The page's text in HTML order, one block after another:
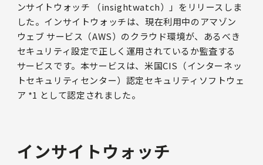
ンサイトウォッチ （insightwatch）」をリリースしま
した。インサイトウォッチは、現在利用中のアマゾン
ウェブ サービス（AWS）のクラウド環境が、あるべき
セキュリティ設定で正しく運用されているか監査する
サービスです。本サービスは、米国CIS（インターネッ
トセキュリティセンター）認定セキュリティソフトウェ
ア *1 として認定されました。
インサイトウォッチ